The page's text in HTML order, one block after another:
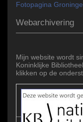
Fotopagina
Webarchivering
Mijn website wordt
Koninklijke
klikken op de